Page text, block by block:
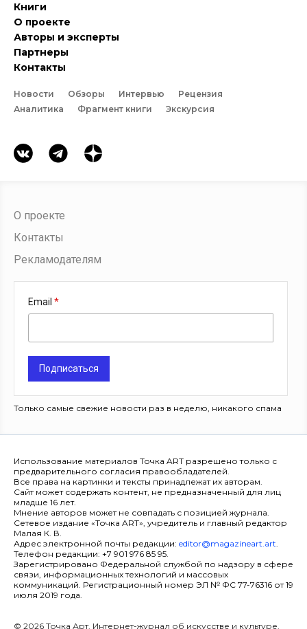
Книги
О проекте
Авторы и эксперты
Партнеры
Контакты
Новости Обзоры Интервью
Рецензия
Аналитика
Фрагмент книги Экскурсия
О проекте
Контакты
Рекламодателям
Email
Подписаться
Только самые свежие новости раз в неделю, никакого спама
Использование материалов Точка ART разрешено только с
предварительного согласия правообладателей.
Все права на картинки и тексты принадлежат их авторам.
Сайт может содержать контент, не предназначенный для лиц
младше 16 лет.
Мнение авторов может не совпадать с позицией журнала.
Сетевое издание «Точка ART», учредитель и главный редактор
Малая К. В.
Адрес электронной почты редакции: editor@magazineart.art.
Телефон редакции: +7 901 976 85 95.
Зарегистрировано Федеральной службой по надзору в сфере
связи, информационных технологий и массовых
коммуникаций. Регистрационный номер ЭЛ № ФС 77-76316 от 19
июля 2019 года.
© 2026 Точка Арт. Интернет-журнал об искусстве и культуре.